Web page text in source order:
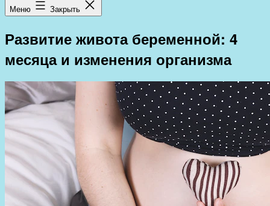
Меню Закрыть
Развитие живота беременной: 4
месяца и изменения организма